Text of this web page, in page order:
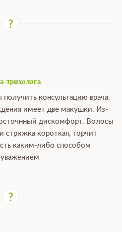
трихолога
консультацию врача.
имеет две макушки. Из-
дискомфорт. Волосы
стрижка короткая, торчит
каким-либо способом